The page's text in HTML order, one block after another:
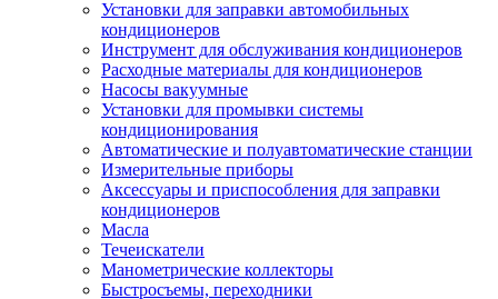
Установки для заправки автомобильных
кондиционеров
Инструмент для обслуживания кондиционеров
Расходные материалы для кондиционеров
Насосы вакуумные
Установки для промывки системы
кондиционирования
Автоматические и полуавтоматические станции
Измерительные приборы
Аксессуары и приспособления для заправки
кондиционеров
Масла
Течеискатели
Манометрические коллекторы
Быстросъемы, переходники